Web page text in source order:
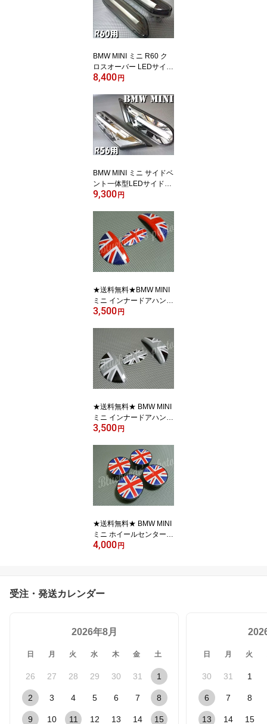
ov16 【RCP】
BMW MINI ミニ R60 ク
ロスオーバー LEDサイド
マーカー ブラック スモ
ミニクーパー 10P05Nov
16 【RCP】
8,400 円
BMW MINI ミニ サイドベ
ント一体型LEDサイドマ
ーカーレンズ 左右 ブラ
56 R55 英国国旗 ミニク
ーパー サイドウィンカー
ランプリム ブラックジャ
ック スカットル 10P05N
ov16 【RCP】
9,300 円
★送料無料★BMW MINI
ミニ インナードアハンド
ルカバー 左右セット+グ
ーカバー ユニオンジャッ
ク R55 R56 R57 英国国
旗 ミニクーパー ドアノ
ブ ドアオープナー 10P0
5Nov16 【RCP】
3,500 円
★送料無料★ BMW MINI
ミニ インナードアハンド
ルカバー 左右セット+グ
ーカバー ブラックジャッ
ク R55 R56 R57 英国国
旗 ブラックユニオンジャ
ック ミニクーパー オー
プナー 10P05Nov16 【R
CP】
3,500 円
★送料無料★ BMW MINI
ミニ ホイールセンターキ
ャップ 4Pset ユニオンジ
4,000 円
受注・発送カレンダー
2026年8月
日 月 火 水 木 金 土
26 27 28 29 30 31 1
2 3 4 5 6 7 8
9 10 11 12 13 14 15
日 月 火
30 31 1
6 7 8
13 14 15